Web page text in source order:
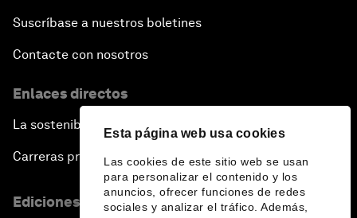
Esta página web usa cookies
Las cookies de este sitio web se usan
para personalizar el contenido y los
anuncios, ofrecer funciones de redes
sociales y analizar el tráfico. Además,
Suscríbase a nuestros boletines
Contacte con nosotros
Enlaces directos
La sostenibilidad en el Foro
Carreras profesionales
Ediciones en otros idiomas